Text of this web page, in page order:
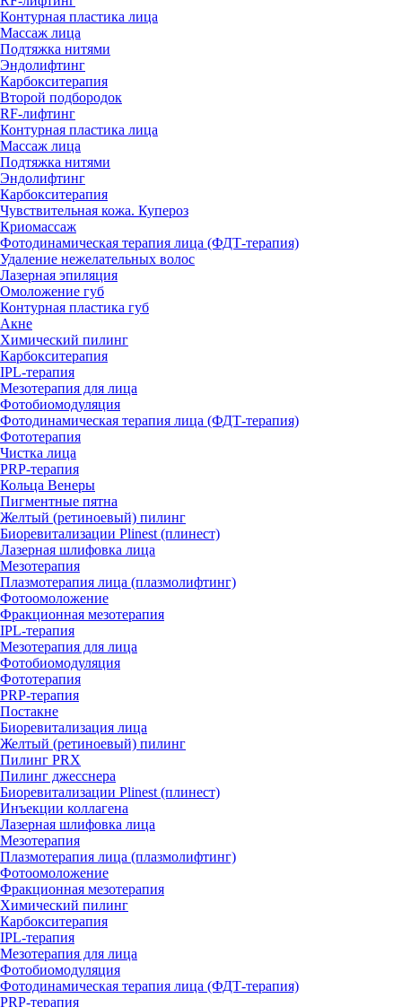
Контурная пластика лица
Массаж лица
Подтяжка нитями
Эндолифтинг
Карбокситерапия
Второй подбородок
RF-лифтинг
Контурная пластика лица
Массаж лица
Подтяжка нитями
Эндолифтинг
Карбокситерапия
Чувствительная кожа. Купероз
Криомассаж
Фотодинамическая терапия лица (ФДТ-терапия)
Удаление нежелательных волос
Лазерная эпиляция
Омоложение губ
Контурная пластика губ
Акне
Химический пилинг
Карбокситерапия
IPL‑терапия
Мезотерапия для лица
Фотобиомодуляция
Фотодинамическая терапия лица (ФДТ-терапия)
Фототерапия
Чистка лица
PRP-терапия
Кольца Венеры
Пигментные пятна
Желтый (ретиноевый) пилинг
Биоревитализации Plinest (плинест)
Лазерная шлифовка лица
Мезотерапия
Плазмотерапия лица (плазмолифтинг)
Фотоомоложение
Фракционная мезотерапия
IPL‑терапия
Мезотерапия для лица
Фотобиомодуляция
Фототерапия
PRP-терапия
Постакне
Биоревитализация лица
Желтый (ретиноевый) пилинг
Пилинг PRX
Пилинг джесснера
Биоревитализации Plinest (плинест)
Инъекции коллагена
Лазерная шлифовка лица
Мезотерапия
Плазмотерапия лица (плазмолифтинг)
Фотоомоложение
Фракционная мезотерапия
Химический пилинг
Карбокситерапия
IPL‑терапия
Мезотерапия для лица
Фотобиомодуляция
Фотодинамическая терапия лица (ФДТ-терапия)
PRP-терапия